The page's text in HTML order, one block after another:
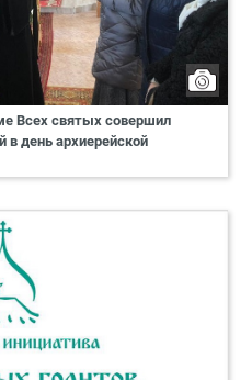
Всех святых совершил
в день архиерейской